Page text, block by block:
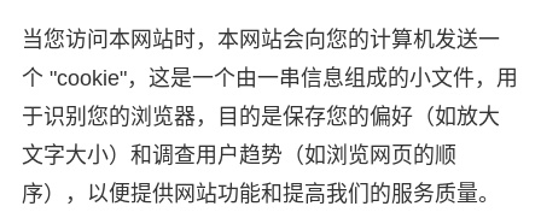
当您访问本网站时，本网站会向您的计算机发送一
个 "cookie"，这是一个由一串信息组成的小文件，用
于识别您的浏览器，目的是保存您的偏好（如放大
文字大小）和调查用户趋势（如浏览网页的顺
序），以便提供网站功能和提高我们的服务质量。